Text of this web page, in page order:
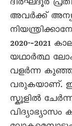
ദീർഘദൂര
അവർക്ക്
2020-‐2021
യഥാർത്ഥ
വളർന്ന
വരുകയാണ്. ഈ
സ്കൂളിൽ